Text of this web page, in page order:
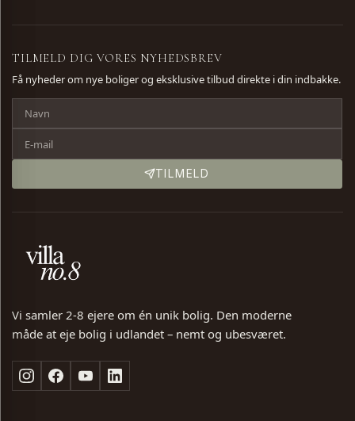
TILMELD DIG VORES NYHEDSBREV
Få nyheder om nye boliger og eksklusive tilbud direkte i din indbakke.
TILMELD
Vi samler 2-8 ejere om én unik bolig. Den moderne
måde at eje bolig i udlandet – nemt og ubesværet.
SKRIV DIG PÅ VENTELISTE